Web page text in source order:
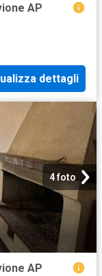
AP
dettagli
4 foto
AP